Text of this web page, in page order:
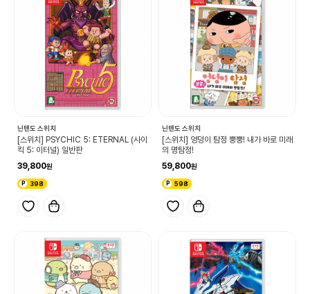
닌텐도 스위치
[스위치] PSYCHIC 5: ETERNAL (사이
킥 5: 이터널) 일반판
39,800
398
닌텐도 스위치
[스위치] 엉덩이 탐정 뿡뿡! 내가 바로 미래
의 명탐정!
59,800
598